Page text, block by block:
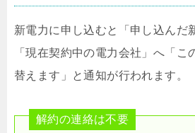
新電力に申し込むと「申し込んだ
「現在契約中の電力会社」へ「こ
替えます」と通知が行われます。
解約の連絡は不要